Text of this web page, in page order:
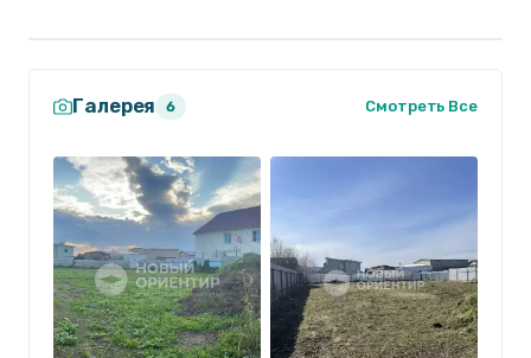
привлекательный участок для строительства
Галерея 6 Смотреть Все